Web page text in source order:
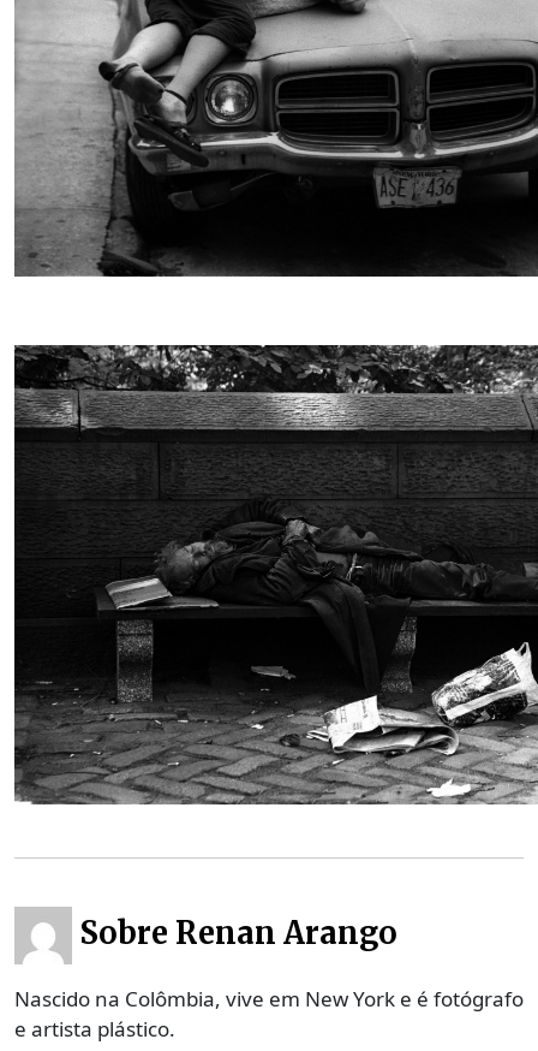
Sobre Renan Arango
Nascido na Colômbia, vive em New York e é fotógrafo
e artista plástico.